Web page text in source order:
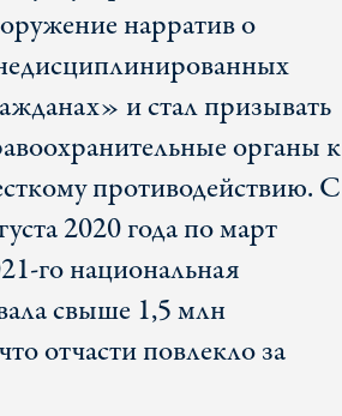
нарратив о
и стал призывать
органы к
противодействию. С
2020 года по март
го национальная
свыше 1,5 млн
отчасти повлекло за